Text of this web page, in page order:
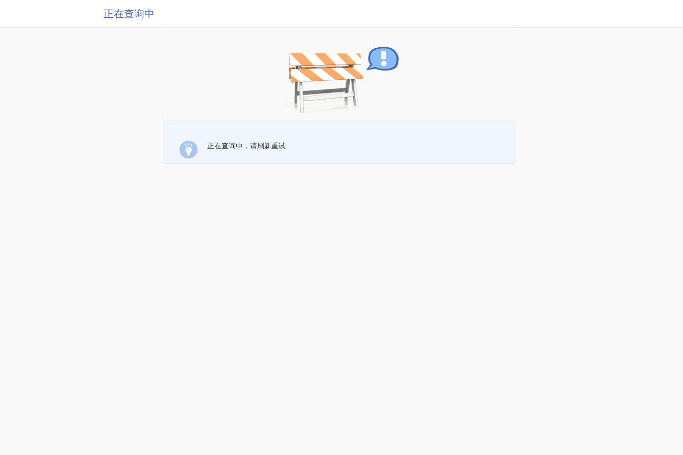
正在查询中
正在查询中，请刷新重试